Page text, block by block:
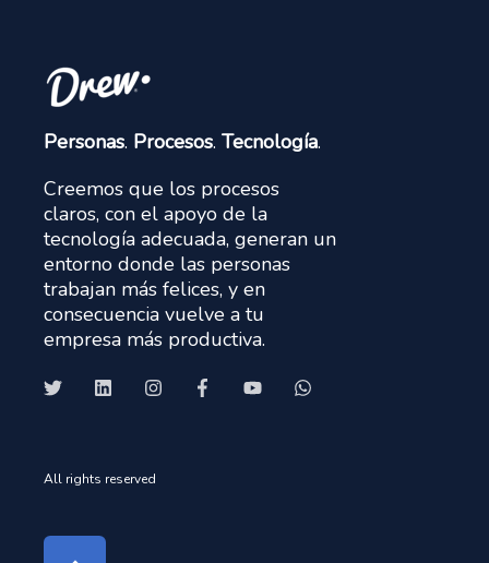
Personas. Procesos. Tecnología.
Creemos que los procesos
claros, con el apoyo de la
tecnología adecuada, generan un
entorno donde las personas
trabajan más felices, y en
consecuencia vuelve a tu
empresa más productiva.
All rights reserved